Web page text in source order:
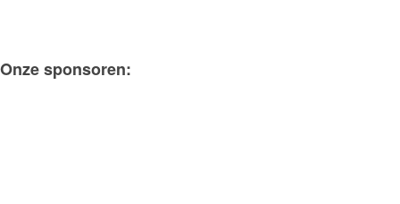
Onze sponsoren: